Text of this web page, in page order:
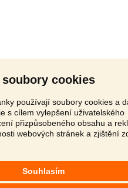
soubory cookies
používají soubory cookies a
s cílem vylepšení uživatelského
přizpůsobeného obsahu a
webových stránek a zjištění
Souhlasím